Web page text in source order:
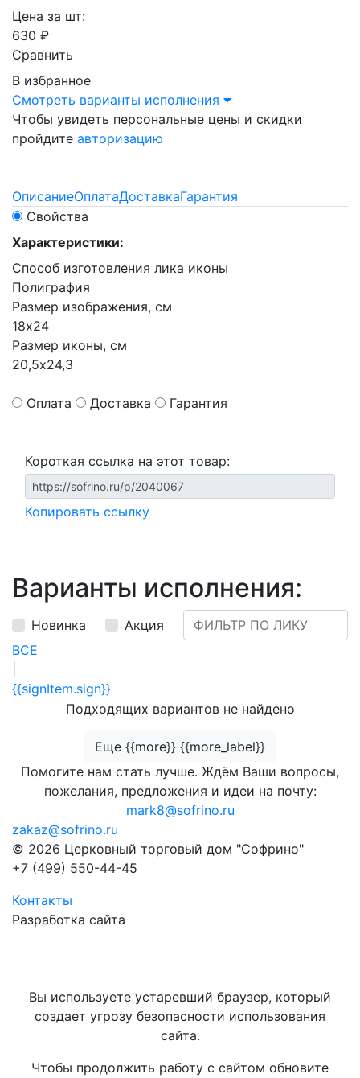
Цена за шт:
630 ₽
Сравнить
В избранное
Смотреть варианты исполнения
Чтобы увидеть персональные цены и скидки
пройдите авторизацию
ОписаниеОплатаДоставкаГарантия
Свойства
Характеристики:
Способ изготовления лика иконы
Полиграфия
Размер изображения, см
18х24
Размер иконы, см
20,5х24,3
Оплата Доставка Гарантия
Короткая ссылка на этот товар:
Копировать ссылку
Варианты исполнения:
Новинка
Акция
ВСЕ
{{signItem.sign}}
Подходящих вариантов не найдено
Еще {{more}} {{more_label}}
Помогите нам стать лучше. Ждём Ваши вопросы,
пожелания, предложения и идеи на почту:
mark8@sofrino.ru
zakaz@sofrino.ru
© 2026 Церковный торговый дом "Софрино"
+7 (499) 550-44-45
Контакты
Разработка сайта
Вы используете устаревший браузер, который
создает угрозу безопасности использования
сайта.
Чтобы продолжить работу с сайтом обновите